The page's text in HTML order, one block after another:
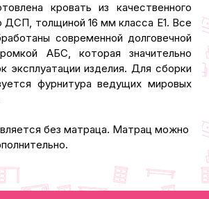
кровать из качественного
ДСП, толщиной 16 мм класса Е1. Все
современной долговечной
АБС, которая значительно
эксплуатации изделия. Для сборки
фурнитура ведущих мировых
без матраца. Матрац можно